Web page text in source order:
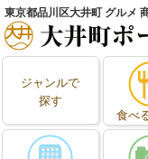
東京都品川区大井町 グルメ
ジャンルで
探す
食べ